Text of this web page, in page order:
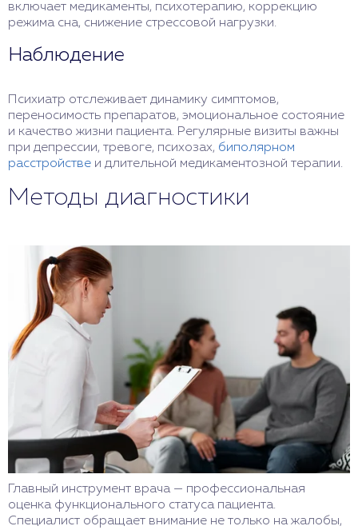
включает медикаменты, психотерапию, коррекцию
режима сна, снижение стрессовой нагрузки.
Наблюдение
Психиатр отслеживает динамику симптомов,
переносимость препаратов, эмоциональное состояние
и качество жизни пациента. Регулярные визиты важны
при депрессии, тревоге, психозах, биполярном
расстройстве и длительной медикаментозной терапии.
Методы диагностики
Главный инструмент врача — профессиональная
оценка функционального статуса пациента.
Специалист обращает внимание не только на жалобы,